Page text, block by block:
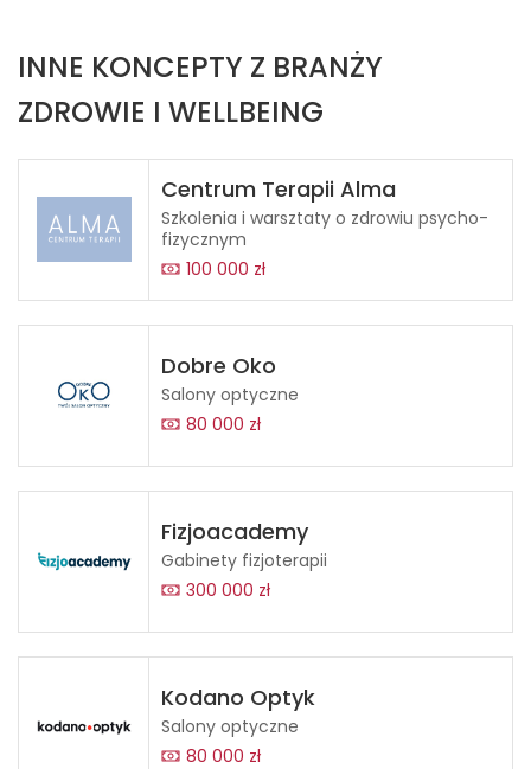
INNE KONCEPTY Z BRANŻY
ZDROWIE I WELLBEING
Centrum Terapii Alma
Szkolenia i warsztaty o zdrowiu psycho-
fizycznym
100 000 zł
Dobre Oko
Salony optyczne
80 000 zł
Fizjoacademy
Gabinety fizjoterapii
300 000 zł
Kodano Optyk
Salony optyczne
80 000 zł